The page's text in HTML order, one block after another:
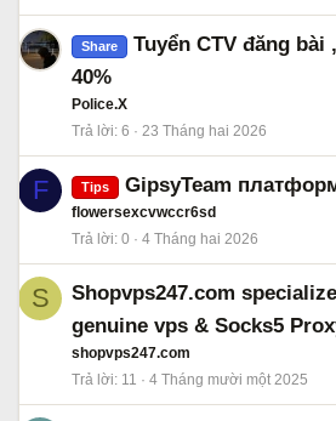
Share
Tuyển CTV đăng bài
40%
Police.X
Trả lời 6 23 Tháng hai 2026
F Tips GipsyTeam
flowersexcvwccr6sd
Trả lời 0 4 Tháng hai 2026
S
Shopvps247.com
genuine vps & Socks5
shopvps247.com
Trả lời 11 4 Tháng mười một 2025